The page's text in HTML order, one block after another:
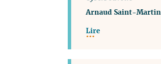
Arnaud Saint-Martin
Lire